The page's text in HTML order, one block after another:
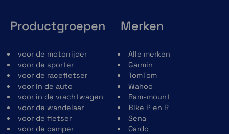
Aangedreven door de 2e generatie Dynamic Mesh
intercomsysteem, zet deSchuberth SC Edge ANC
een nieuwe standaard van connectiviteit. Deze
technologie, gecombineerd met Bluetooth 5.2 die
de koppeling met elke andere Bluetooth intercom
headset mogelijk maakt, biedt een unieke
netwerkervaring voor rijders.
Productgroepen
voor de motorrijder
voor de sporter
voor de racefietser
voor in de auto
voor in de vrachtwagen
voor de wandelaar
voor de fietser
voor de camper
Merken
Alle merken
Garmin
TomTom
Wahoo
Ram-mount
Bike P en R
Sena
Cardo